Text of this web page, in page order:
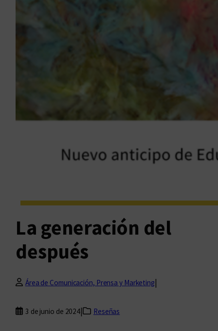
La generación del
después
Área de Comunicación, Prensa y Marketing|
3 de junio de 2024| Reseñas